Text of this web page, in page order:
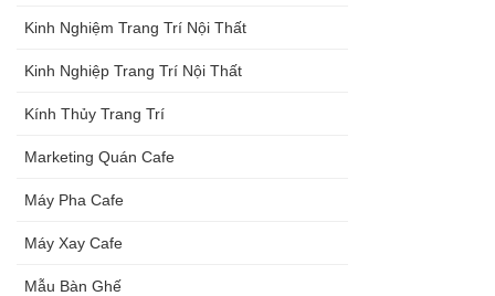
Kinh Nghiệm Trang Trí Nội Thất
Kinh Nghiệp Trang Trí Nội Thất
Kính Thủy Trang Trí
Marketing Quán Cafe
Máy Pha Cafe
Máy Xay Cafe
Mẫu Bàn Ghế